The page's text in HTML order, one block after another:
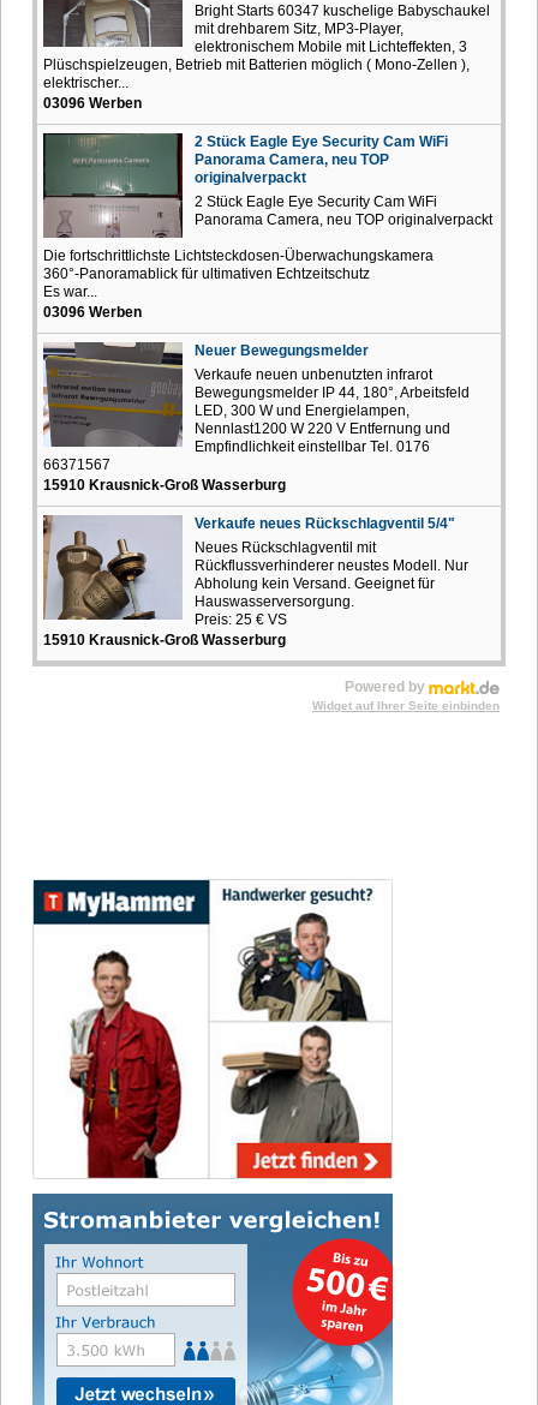
Bright Starts 60347 kuschelige Babyschaukel
mit drehbarem Sitz, MP3-Player,
elektronischem Mobile mit Lichteffekten, 3
Plüschspielzeugen, Betrieb mit Batterien möglich ( Mono-Zellen ),
elektrischer...
03096 Werben
2 Stück Eagle Eye Security Cam WiFi
Panorama Camera, neu TOP
originalverpackt
2 Stück Eagle Eye Security Cam WiFi
Panorama Camera, neu TOP originalverpackt
Die fortschrittlichste Lichtsteckdosen-Überwachungskamera
360°-Panoramablick für ultimativen Echtzeitschutz
Es war...
03096 Werben
Neuer Bewegungsmelder
Verkaufe neuen unbenutzten infrarot
Bewegungsmelder IP 44, 180°, Arbeitsfeld
LED, 300 W und Energielampen,
Nennlast1200 W 220 V Entfernung und
Empfindlichkeit einstellbar Tel. 0176
66371567
15910 Krausnick-Groß Wasserburg
Verkaufe neues Rückschlagventil 5/4"
Neues Rückschlagventil mit
Rückflussverhinderer neustes Modell. Nur
Abholung kein Versand. Geeignet für
Hauswasserversorgung.
Preis: 25 € VS
15910 Krausnick-Groß Wasserburg
Powered by
Widget auf Ihrer Seite einbinden